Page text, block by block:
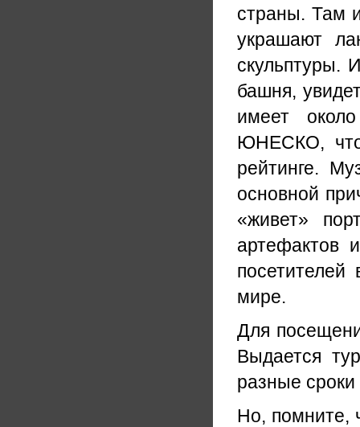
страны. Там
украшают
скульптуры.
башня,
имеет
ЮНЕСКО, что
рейтинге.
основной
«живет»
артефактов
мире.
Для
Выдается
разные сроки
Но, помните,